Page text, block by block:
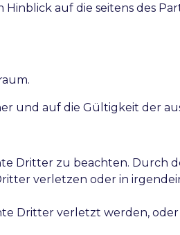
auf die seitens des
auf die Gültigkeit der
Dritter zu beachten. Durch
verletzen oder in
Dritter verletzt werden,